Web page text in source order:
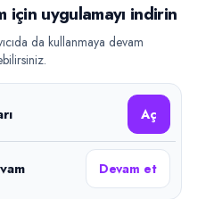
edin, işverenlerle hızlıca
geçin.
Google Play
Tüm hakları saklıdır.
uygulamayı indirin
da kullanmaya devam
Aç
Devam et